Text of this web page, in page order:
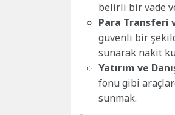
belirli bir vade
Para Transferi
güvenli bir
sunarak nakit
Yatırım ve
fonu gibi
sunmak.